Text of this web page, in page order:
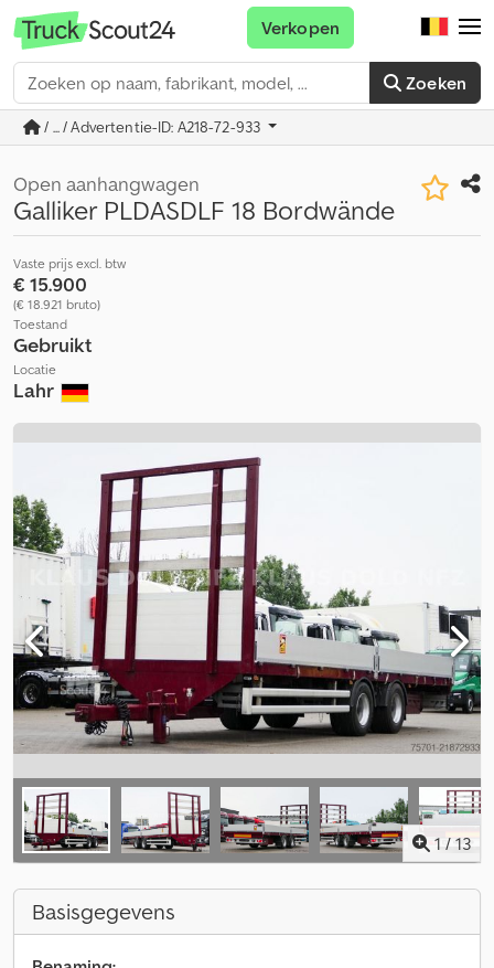
Zoeken
Verkopen
/ ... / Advertentie-ID: A218-72-933
Open aanhangwagen
Galliker PLDASDLF 18 Bordwände
Vaste prijs excl. btw
€ 15.900
(€ 18.921 bruto)
Toestand
Gebruikt
Locatie
Lahr
1 / 13
Basisgegevens